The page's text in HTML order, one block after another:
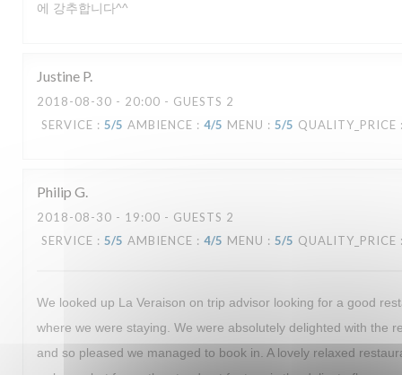
에 강추합니다^^
Justine P
2018-08-30 - 20:00 - GUESTS 2
SERVICE : 5/5 AMBIENCE : 4/5 MENU : 5/5 QUALITY_PRICE
Philip G
2018-08-30 - 19:00 - GUESTS 2
SERVICE : 5/5 AMBIENCE : 4/5 MENU : 5/5 QUALITY_PRICE
We looked up La Veraison on trip advisor looking for a good
where we were staying. We were absolutely delighted with the
and so pleased we managed to book in. A lovely relaxed